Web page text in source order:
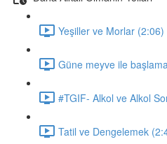
Yeşiller ve Morlar (2:06)
Güne meyve ile
#TGIF- Alkol ve Alkol
Tatil ve Dengelemek